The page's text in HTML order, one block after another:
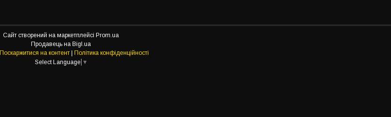
Сайт створений на маркетплейсі Prom.ua
Продавець на Bigl.ua
Поскаржитися на контент
Політика конфіденційності
Select Language ▼